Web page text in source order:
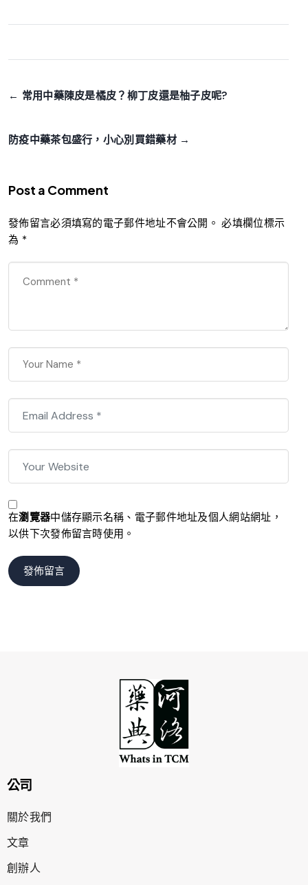
← 常用中藥陳皮是橘皮？柳丁皮還是柚子皮呢?
防疫中藥茶包盛行，小心別買錯藥材 →
Post a Comment
發佈留言必須填寫的電子郵件地址不會公開。 必填欄位標示
為 *
在瀏覽器中儲存顯示名稱、電子郵件地址及個人網站網址，
以供下次發佈留言時使用。
公司
關於我們
文章
創辦人